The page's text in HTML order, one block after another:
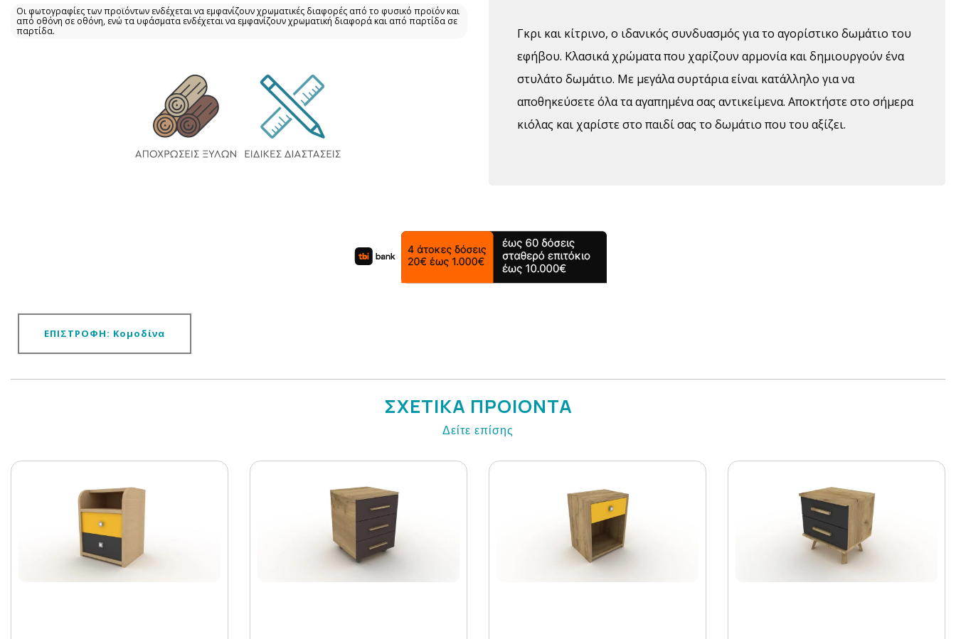
Οι φωτογραφίες των προϊόντων ενδέχεται να εμφανίζουν χρωματικές διαφορές από το φυσικό προϊόν και
από οθόνη σε οθόνη, ενώ τα υφάσματα ενδέχεται να εμφανίζουν χρωματική διαφορά και από παρτίδα σε
παρτίδα.
Γκρι και κίτρινο, ο ιδανικός συνδυασμός για το αγορίστικο δωμάτιο του
εφήβου. Κλασικά χρώματα που χαρίζουν αρμονία και δημιουργούν ένα
στυλάτο δωμάτιο. Με μεγάλα συρτάρια είναι κατάλληλο για να
αποθηκεύσετε όλα τα αγαπημένα σας αντικείμενα. Αποκτήστε στο σήμερα
κιόλας και χαρίστε στο παιδί σας το δωμάτιο που του αξίζει.
ΕΠΙΣΤΡΟΦΗ: Κομοδίνα
ΣΧΕΤΙΚΑ ΠΡΟΙΟΝΤΑ
Δείτε επίσης